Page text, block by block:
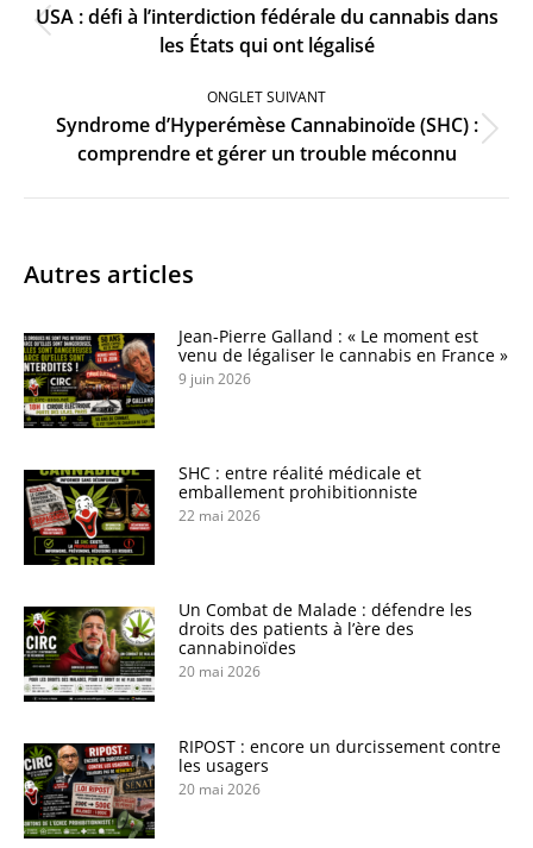
Onglet
précédent
USA : défi à l’interdiction fédérale du cannabis dans
les États qui ont légalisé
ONGLET SUIVANT
Onglet
suivant
Syndrome d’Hyperémèse Cannabinoïde (SHC) :
comprendre et gérer un trouble méconnu
Autres articles
Jean-Pierre Galland : « Le moment est
venu de légaliser le cannabis en France »
9 juin 2026
SHC : entre réalité médicale et
emballement prohibitionniste
22 mai 2026
Un Combat de Malade : défendre les
droits des patients à l’ère des
cannabinoïdes
20 mai 2026
RIPOST : encore un durcissement contre
les usagers
20 mai 2026